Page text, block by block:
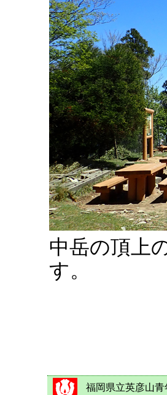
中岳の頂上
す。
福岡県立英彦山青